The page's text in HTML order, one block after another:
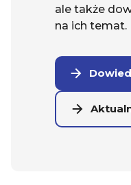
ale także
na ich temat.